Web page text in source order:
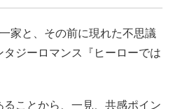
家と、その前に現れた不思議
ジーロマンス『ヒーローでは
ことから、一見、共感ポイン